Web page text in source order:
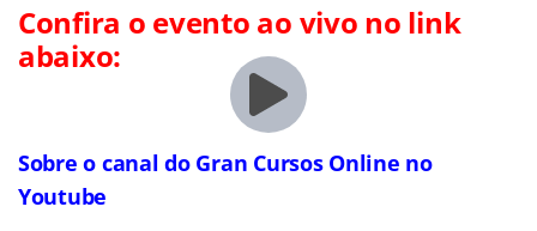
Confira o evento ao vivo no link
abaixo:
Sobre o canal do Gran Cursos Online no
Youtube